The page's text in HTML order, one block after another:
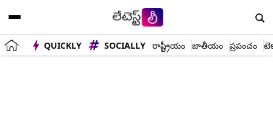
QUICKLY SOCIALLY రాష్ట్రీయం జాతీయం ప్రపంచం